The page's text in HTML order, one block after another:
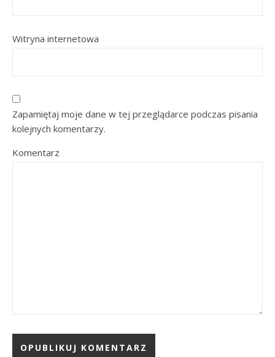
Witryna internetowa
Zapamiętaj moje dane w tej przeglądarce podczas pisania
kolejnych komentarzy.
Komentarz